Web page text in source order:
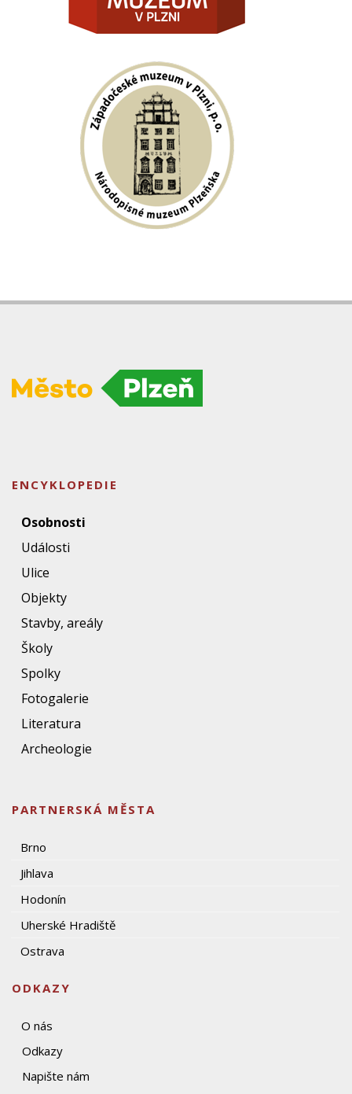
ENCYKLOPEDIE
Osobnosti
Události
Ulice
Objekty
Stavby, areály
Školy
Spolky
Fotogalerie
Literatura
Archeologie
PARTNERSKÁ MĚSTA
Brno
Jihlava
Hodonín
Uherské Hradiště
Ostrava
ODKAZY
O nás
Odkazy
Napište nám